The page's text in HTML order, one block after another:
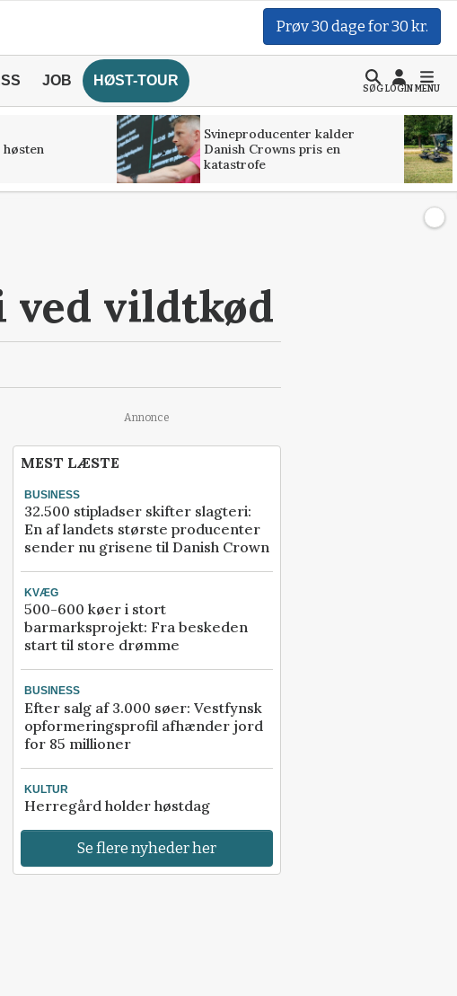
Prøv 30 dage for 30 kr.
JOB HØST-TOUR
SØGLOGINMENU
Svineproducenter kalder
Danish Crowns pris en
katastrofe
vildtkød
Annonce
MEST LÆSTE
BUSINESS
32.500 stipladser skifter slagteri:
En af landets største producenter
sender nu grisene til Danish Crown
KVÆG
500-600 køer i stort
barmarksprojekt: Fra beskeden
start til store drømme
BUSINESS
Efter salg af 3.000 søer: Vestfynsk
opformeringsprofil afhænder jord
for 85 millioner
KULTUR
Herregård holder høstdag
Se flere nyheder her